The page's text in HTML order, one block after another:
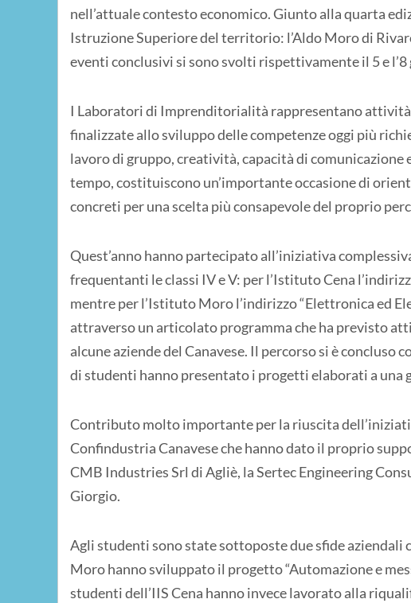
nell’attuale contesto economico. Giunto alla quarta
Istruzione Superiore del territorio: l’Aldo Moro di
eventi conclusivi si sono svolti rispettivamente il 5 e
I Laboratori di Imprenditorialità rappresentano
finalizzate allo sviluppo delle competenze oggi più
lavoro di gruppo, creatività, capacità di
tempo, costituiscono un’importante occasione di
concreti per una scelta più consapevole del proprio
Quest’anno hanno partecipato all’iniziativa
frequentanti le classi IV e V: per l’Istituto Cena
mentre per l’Istituto Moro l’indirizzo “Elettronica ed
attraverso un articolato programma che ha previsto
alcune aziende del Canavese. Il percorso si è concluso
di studenti hanno presentato i progetti elaborati a una
Contributo molto importante per la riuscita
Confindustria Canavese che hanno dato il proprio
CMB Industries Srl di Agliè, la Sertec Engineering
Giorgio.
Agli studenti sono state sottoposte due sfide aziendali
Moro hanno sviluppato il progetto “Automazione e
studenti dell’IIS Cena hanno invece lavorato alla